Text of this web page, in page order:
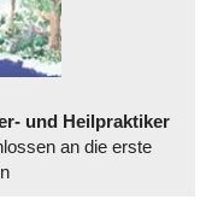
und Heilpraktiker
an die erste